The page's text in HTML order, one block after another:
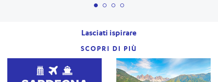
Lasciati ispirare
SCOPRI DI PIÙ